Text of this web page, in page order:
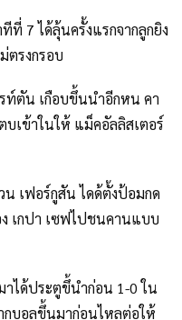
ที่ 7 ได้ลุ้นครั้งแรกจากลูกยิง
ตรงกรอบ
ท์ตัน เกือบขึ้นนำอีกหน คา
บเข้าในให้ แม็คอัลลิสเตอร์
เฟอร์กูสัน ไดด้ตั้งป้อมกด
เกปา เซฟไปชนคานแบบ
าได้ประตูขึ้นำก่อน 1-0 ใน
กบอลขึ้นมาก่อนไหลต่อให้